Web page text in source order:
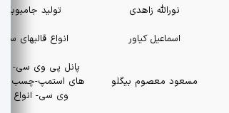
نورالله زاهدی تولید جامبوبگ
اسماعیل کیاور انواع قالبهای سریع
مسعود معصوم بیگلو
پانل پی وی سی-
های استمپ-چسب
وی سی- انواع تینر